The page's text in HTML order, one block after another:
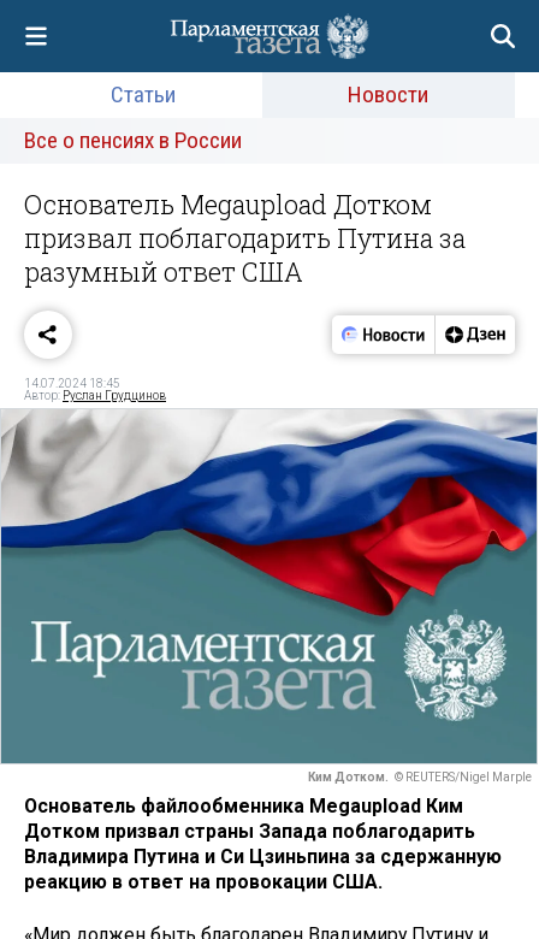
Статьи
Новости
Все о пенсиях в России
Основатель Megaupload Дотком
призвал поблагодарить Путина за
разумный ответ США
14.07.2024 18:45
Автор: Руслан Грудцинов
Ким Дотком. © REUTERS/Nigel Marple
Основатель файлообменника Megaupload Ким
Дотком призвал страны Запада поблагодарить
Владимира Путина и Си Цзиньпина за сдержанную
реакцию в ответ на провокации США.